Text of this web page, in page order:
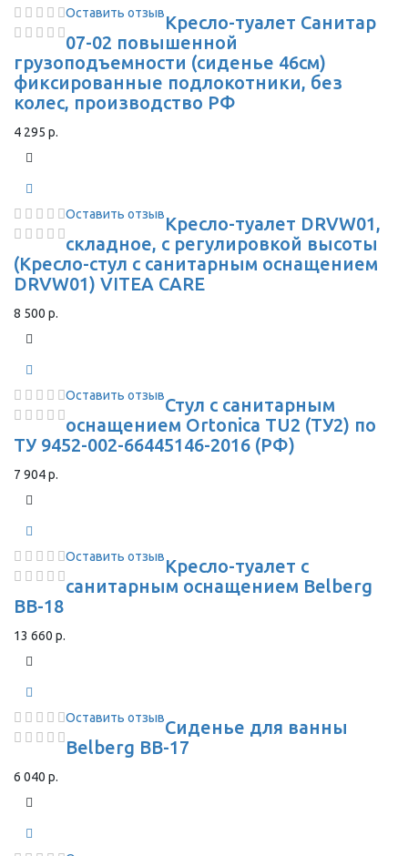
Оставить отзывКресло-туалет Санитар
07-02 повышенной
грузоподъемности (сиденье 46см)
фиксированные подлокотники, без
колес, производство РФ
4 295 р.
Оставить отзывКресло-туалет DRVW01,
складное, с регулировкой высоты
(Кресло-стул с санитарным оснащением
DRVW01) VITEA CARE
8 500 р.
Оставить отзывСтул с санитарным
оснащением Ortonica TU2 (ТУ2) по
ТУ 9452-002-66445146-2016 (РФ)
7 904 р.
Оставить отзывКресло-туалет с
санитарным оснащением Belberg
BB-18
13 660 р.
Оставить отзывСиденье для ванны
Belberg BB-17
6 040 р.